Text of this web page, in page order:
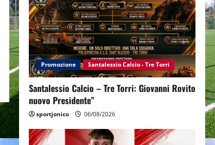
Promozione Santalessio Calcio - Tre Torri
Santalessio Calcio – Tre Torri: Giovanni Rovito
nuovo Presidente”
sportjonico 06/08/2026